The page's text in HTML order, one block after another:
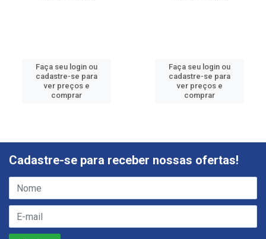
Faça seu login ou
cadastre-se para
ver preços e
comprar
Faça seu login ou
cadastre-se para
ver preços e
comprar
Cadastre-se para receber nossas ofertas!